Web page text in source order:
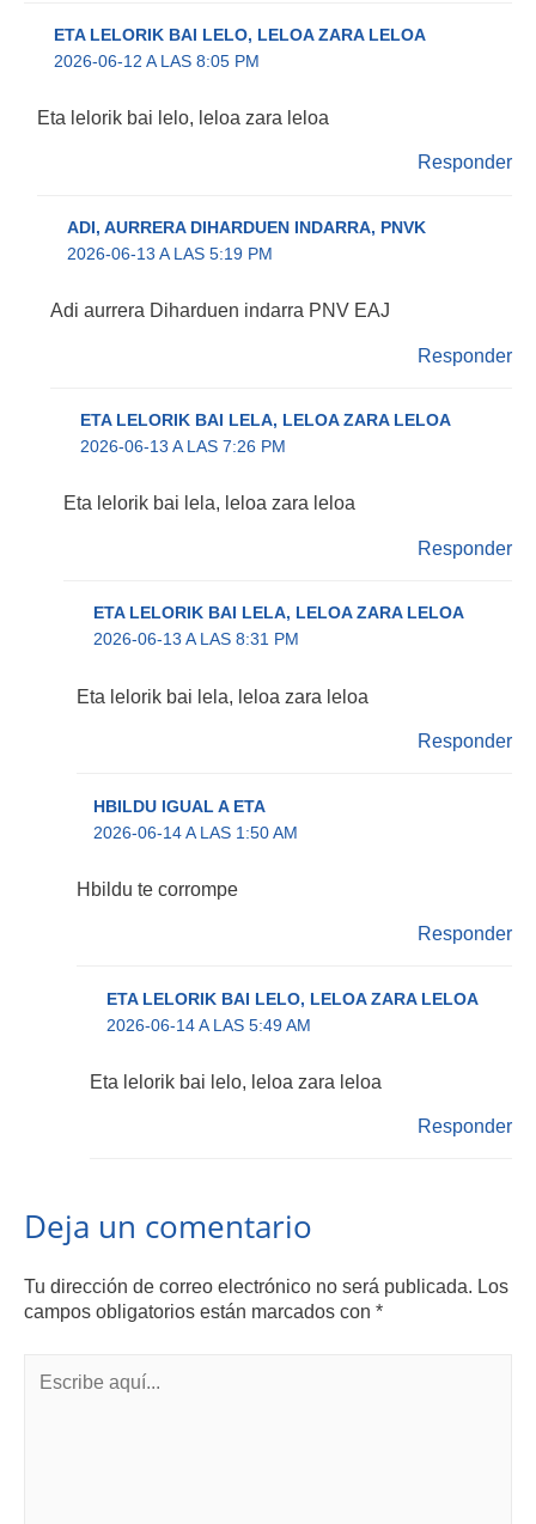
ETA LELORIK BAI LELO, LELOA ZARA LELOA
2026-06-12 A LAS 8:05 PM
Eta lelorik bai lelo, leloa zara leloa
Responder
ADI, AURRERA DIHARDUEN INDARRA, PNVK
2026-06-13 A LAS 5:19 PM
Adi aurrera Diharduen indarra PNV EAJ
Responder
ETA LELORIK BAI LELA, LELOA ZARA LELOA
2026-06-13 A LAS 7:26 PM
Eta lelorik bai lela, leloa zara leloa
Responder
ETA LELORIK BAI LELA, LELOA ZARA LELOA
2026-06-13 A LAS 8:31 PM
Eta lelorik bai lela, leloa zara leloa
Responder
HBILDU IGUAL A ETA
2026-06-14 A LAS 1:50 AM
Hbildu te corrompe
Responder
ETA LELORIK BAI LELO, LELOA ZARA LELOA
2026-06-14 A LAS 5:49 AM
Eta lelorik bai lelo, leloa zara leloa
Responder
Deja un comentario
Tu dirección de correo electrónico no será publicada. Los
campos obligatorios están marcados con *